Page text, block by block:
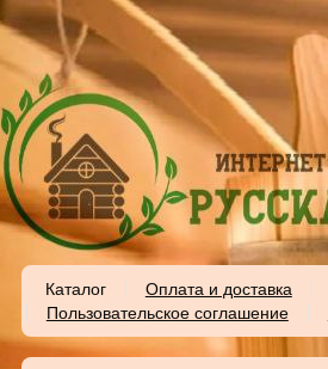
Каталог Оплата и доставка
Пользовательское соглашение